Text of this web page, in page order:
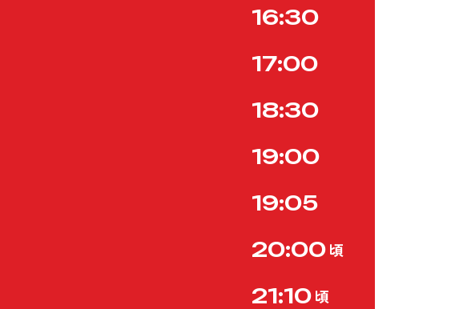
16:30
17:00
18:30
19:00
19:05
20:00 頃
21:10 頃